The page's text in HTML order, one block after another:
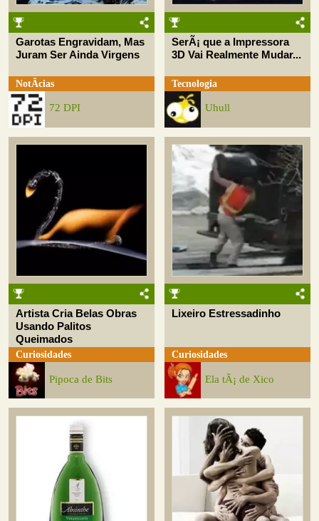
Garotas Engravidam, Mas
Juram Ser Ainda Virgens
NotÃ­cias
72 DPI
SerÃ¡ que a Impressora
3D Vai Realmente Mudar...
Tecnologia
Uhull
Artista Cria Belas Obras
Usando Palitos
Queimados
Curiosidades
Pipoca de Bits
Lixeiro Estressadinho
Curiosidades
Ela tÃ¡ de Xico